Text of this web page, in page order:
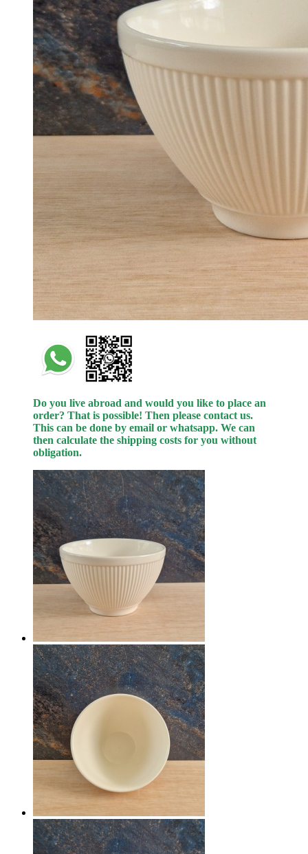
Do you live abroad and would you like to place an
order? That is possible! Then please contact us.
This can be done by email or whatsapp. We can
then calculate the shipping costs for you without
obligation.